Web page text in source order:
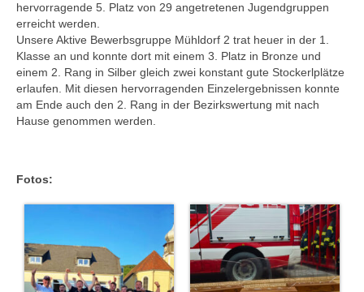
hervorragende 5. Platz von 29 angetretenen Jugendgruppen
erreicht werden.
Unsere Aktive Bewerbsgruppe Mühldorf 2 trat heuer in der 1.
Klasse an und konnte dort mit einem 3. Platz in Bronze und
einem 2. Rang in Silber gleich zwei konstant gute Stockerlplätze
erlaufen. Mit diesen hervorragenden Einzelergebnissen konnte
am Ende auch den 2. Rang in der Bezirkswertung mit nach
Hause genommen werden.
Fotos: